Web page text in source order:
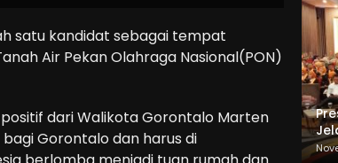
satu kandidat sebagai tempat
Air Pekan Olahraga Nasional(PON)
dari Walikota Gorontalo Marten
Gorontalo dan harus di